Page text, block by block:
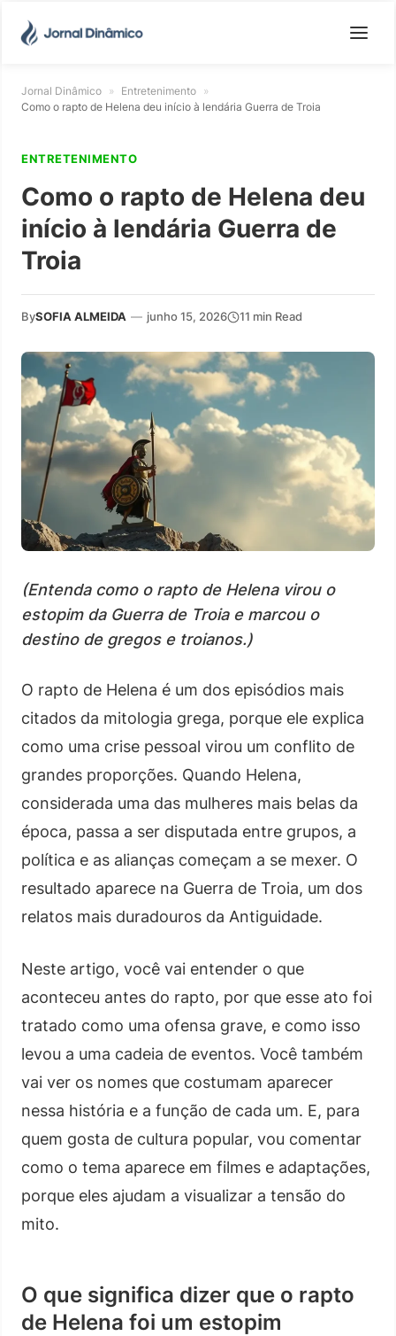
Jornal Dinâmico » Entretenimento »
Como o rapto de Helena deu início à lendária Guerra de Troia
ENTRETENIMENTO
Como o rapto de Helena deu
início à lendária Guerra de
Troia
BySOFIA ALMEIDA — junho 15, 2026 11 min Read
(Entenda como o rapto de Helena virou o
estopim da Guerra de Troia e marcou o
destino de gregos e troianos.)
O rapto de Helena é um dos episódios mais
citados da mitologia grega, porque ele explica
como uma crise pessoal virou um conflito de
grandes proporções. Quando Helena,
considerada uma das mulheres mais belas da
época, passa a ser disputada entre grupos, a
política e as alianças começam a se mexer. O
resultado aparece na Guerra de Troia, um dos
relatos mais duradouros da Antiguidade.
Neste artigo, você vai entender o que
aconteceu antes do rapto, por que esse ato foi
tratado como uma ofensa grave, e como isso
levou a uma cadeia de eventos. Você também
vai ver os nomes que costumam aparecer
nessa história e a função de cada um. E, para
quem gosta de cultura popular, vou comentar
como o tema aparece em filmes e adaptações,
porque eles ajudam a visualizar a tensão do
mito.
O que significa dizer que o rapto
de Helena foi um estopim